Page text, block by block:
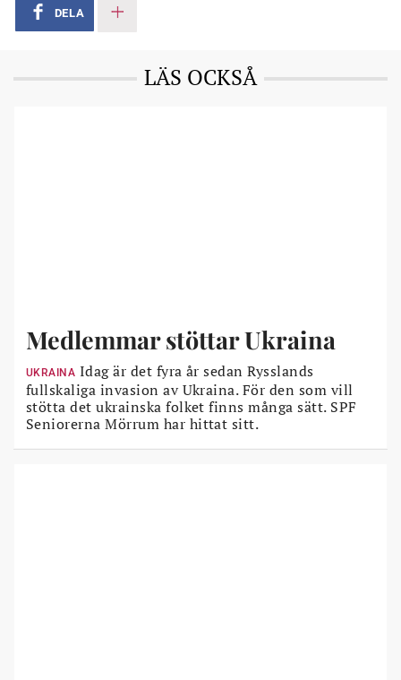
DELA
LÄS OCKSÅ
Medlemmar stöttar Ukraina
UKRAINA Idag är det fyra år sedan Rysslands
fullskaliga invasion av Ukraina. För den som vill
stötta det ukrainska folket finns många sätt. SPF
Seniorerna Mörrum har hittat sitt.